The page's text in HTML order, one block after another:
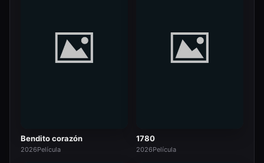
Bendito corazón
2026Película
1780
2026Película